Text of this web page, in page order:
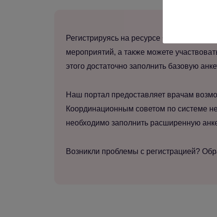
Регистрируясь на ресурсе Gynecology
мероприятий, а также можете
этого достаточно заполнить базовую
Наш портал предоставляет врачам
Координационным советом по системе
необходимо заполнить расширенную
Возникли проблемы с регистрацией?